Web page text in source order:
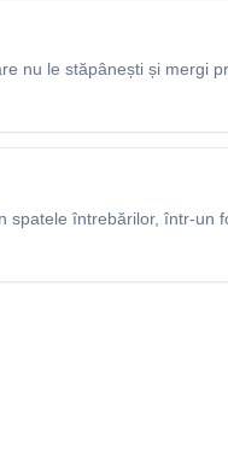
nu le stăpânești și mergi
spatele întrebărilor, într-un